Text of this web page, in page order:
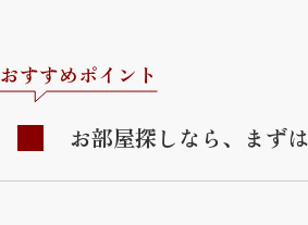
おすすめポイント
お部屋探しなら、まず